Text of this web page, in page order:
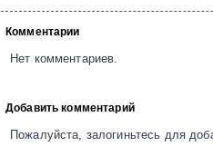
Комментарии
Нет комментариев.
Добавить комментарий
Пожалуйста, залогиньтесь для